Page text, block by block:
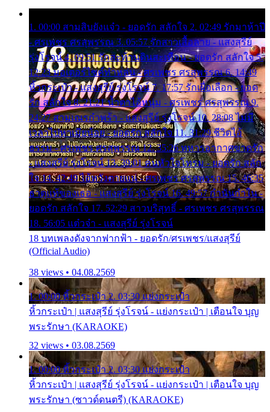
1. 00:00 สามสิบยังแจ๋ว - ยอดรัก สลักใจ 2. 02:49 รักมาห้าปี
- ศรเพชร ศรสุพรรณ 3. 05:57 รักสาวเสื้อลาย - แสงสุรีย์
รุ่งโรจน์ 4. 09:51 รักสะท้านดินสะเทือน - ยอดรัก สลักใจ 5.
12:23 มอเตอร์ไซค์ทำหล่น - ศรเพชร ศรสุพรรณ 6. 14:49
หิ้วกระเป๋า - แสงสุรีย์ รุ่งโรจน์ 7. 17:57 รักเผื่อเลือก - ยอด
รัก สลักใจ 8. 21:21 น้ำตาไอ้หนุ่ม - ศรเพชร ศรสุพรรณ 9.
24:27 สามเณรกำพร้า - แสงสุรีย์ รุ่งโรจน์ 10. 28:08 ไม่มี
เวลาไปหาเมียน้อย - ยอดรัก สลักใจ 11. 31:29 ชีวิตไอ้
ธรรม - ศรเพชร ศรสุพรรณ 12. 35:26 ทหารอากาศขาดรัก
- แสงสุรีย์ รุ่งโรจน์ 13. 39:01 คนหัวใจโทรม - ยอดรัก สลัก
ใจ 14. 42:49 ไอ้หวังตายแน่ - ศรเพชร ศรสุพรรณ 15. 46:35
ธาตุแท้ของเธอ - แสงสุรีย์ รุ่งโรจน์ 16. 49:57 กำนันกำใน -
ยอดรัก สลักใจ 17. 52:29 สาวบริสุทธิ์ - ศรเพชร ศรสุพรรณ
18. 56:05 แต๋วจ๋า - แสงสุรีย์ รุ่งโรจน์
18 บทเพลงดังจากฟากฟ้า - ยอดรัก/ศรเพชร/แสงสุรีย์
(Official Audio)
38 views • 04.08.2569
1. 00:00 หิ้วกระเป๋า 2. 03:30 แย่งกระเป๋า
หิ้วกระเป๋า | แสงสุรีย์ รุ่งโรจน์ - แย่งกระเป๋า | เตือนใจ บุญ
พระรักษา (KARAOKE)
32 views • 03.08.2569
1. 00:00 หิ้วกระเป๋า 2. 03:30 แย่งกระเป๋า
หิ้วกระเป๋า | แสงสุรีย์ รุ่งโรจน์ - แย่งกระเป๋า | เตือนใจ บุญ
พระรักษา (ซาวด์ดนตรี) (KARAOKE)